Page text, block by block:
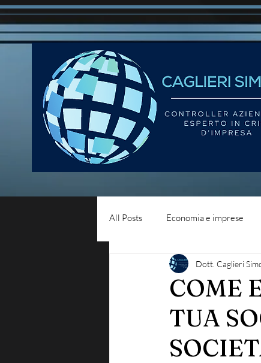
All Posts Economia e imprese
Diritto del lavoro Blog -
COME
TUA
Dott. Caglieri